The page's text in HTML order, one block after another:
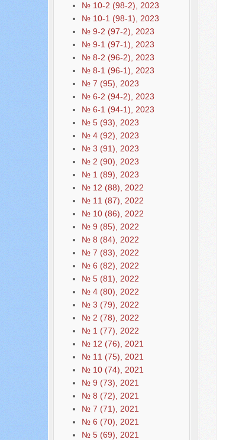
№ 10-2 (98-2), 2023
№ 10-1 (98-1), 2023
№ 9-2 (97-2), 2023
№ 9-1 (97-1), 2023
№ 8-2 (96-2), 2023
№ 8-1 (96-1), 2023
№ 7 (95), 2023
№ 6-2 (94-2), 2023
№ 6-1 (94-1), 2023
№ 5 (93), 2023
№ 4 (92), 2023
№ 3 (91), 2023
№ 2 (90), 2023
№ 1 (89), 2023
№ 12 (88), 2022
№ 11 (87), 2022
№ 10 (86), 2022
№ 9 (85), 2022
№ 8 (84), 2022
№ 7 (83), 2022
№ 6 (82), 2022
№ 5 (81), 2022
№ 4 (80), 2022
№ 3 (79), 2022
№ 2 (78), 2022
№ 1 (77), 2022
№ 12 (76), 2021
№ 11 (75), 2021
№ 10 (74), 2021
№ 9 (73), 2021
№ 8 (72), 2021
№ 7 (71), 2021
№ 6 (70), 2021
№ 5 (69), 2021